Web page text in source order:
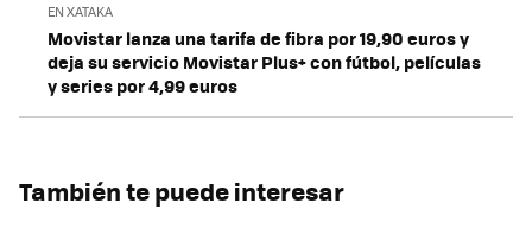
EN XATAKA
Movistar lanza una tarifa de fibra por 19,90 euros y
deja su servicio Movistar Plus+ con fútbol, películas
y series por 4,99 euros
También te puede interesar